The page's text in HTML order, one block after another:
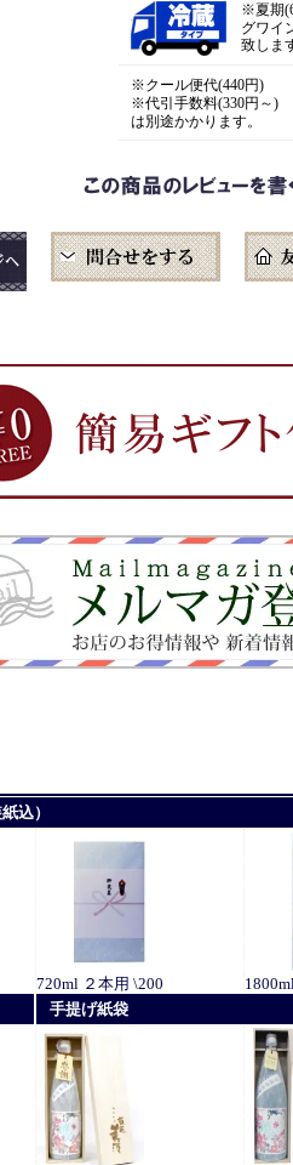
※夏期
グワイ
致しま
※クール便代(440円)
※代引手数料(330円～)
は別途かかります。
込）
720ml ２本用 \200
手提げ紙袋